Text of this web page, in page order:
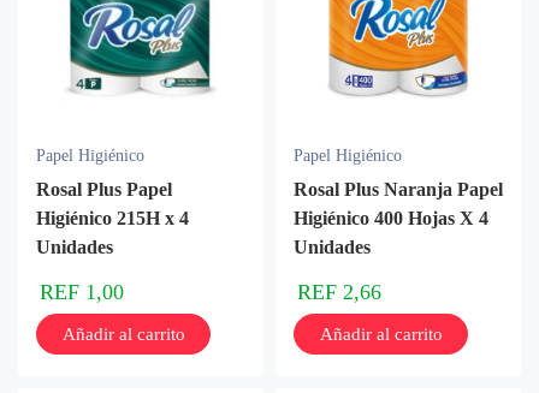
Papel Higiénico
Rosal Plus Papel
Higiénico 215H x 4
Unidades
REF 1,00
Añadir al carrito
Papel Higiénico
Rosal Plus Naranja Papel
Higiénico 400 Hojas X 4
Unidades
REF 2,66
Añadir al carrito